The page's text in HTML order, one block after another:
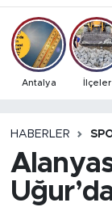
Antalya İlçeler
HABERLER
Eğitim
Ekonomi
Gündem
İlçeler
Antalya
Antalya
Tüm
Son